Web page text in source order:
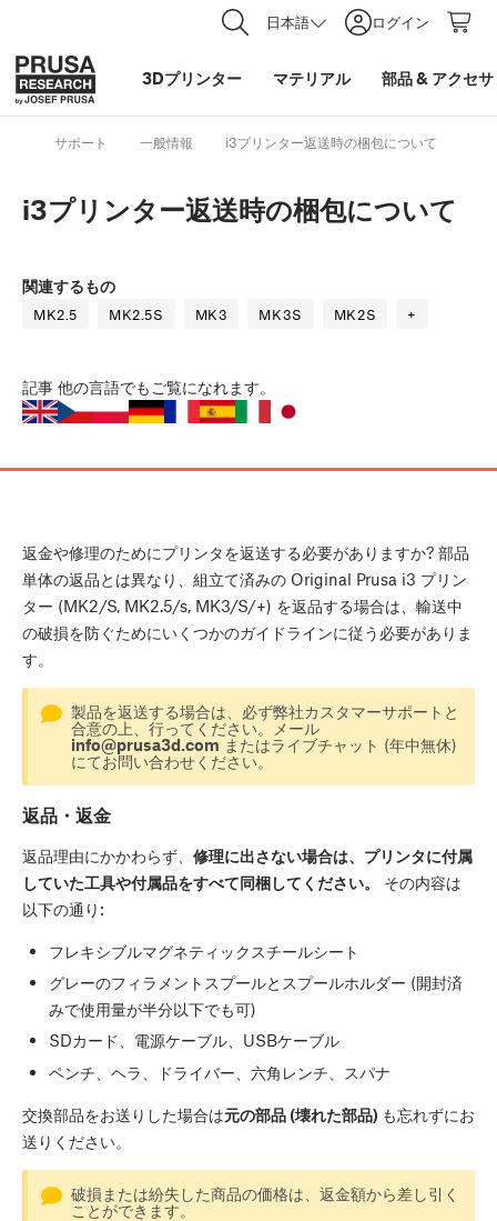
日本語 ログイン
3Dプリンター マテリアル 部品& アクセ
サポート 一般情報 i3プリンター返送時の梱包について
i3プリンター返送時の梱包について
関連するもの
MK2.5 MK2.5S MK3 MK3S MK2S +
記事 他の言語でもご覧になれます。
返金や修理のためにプリンタを返送する必要がありますか? 部品
単体の返品とは異なり、組立て済みの Original Prusa i3 プリン
ター (MK2/S, MK2.5/s, MK3/S/+) を返品する場合は、輸送中
の破損を防ぐためにいくつかのガイドラインに従う必要がありま
す。
製品を返送する場合は、必ず弊社カスタマーサポートと
合意の上、行ってください。メール
info@prusa3d.com またはライブチャット (年中無休)
にてお問い合わせください。
返品・返金
返品理由にかかわらず、 修理に出さない場合は、プリンタに付属
していた工具や付属品をすべて同梱してください。
その内容は
以下の通り:
フレキシブルマグネティックスチールシート
グレーのフィラメントスプールとスプールホルダー (開封済
みで使用量が半分以下でも可)
SDカード、電源ケーブル、USBケーブル
ペンチ、ヘラ、ドライバー、六角レンチ、スパナ
交換部品をお送りした場合は元の部品 (壊れた部品) も忘れずにお
送りください。
破損または紛失した商品の価格は、返金額から差し引く
ことができます。